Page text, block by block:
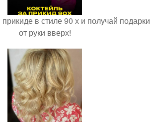
в стиле 90 х и получай подарки
от руки вверх!